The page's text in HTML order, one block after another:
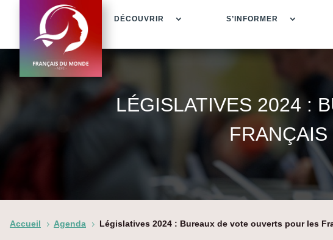
DÉCOUVRIR S’INFORMER
LÉGISLATIVES 2024 :
Accueil 5 Agenda 5 Législatives 2024 : Bureaux de vote ouverts pour les